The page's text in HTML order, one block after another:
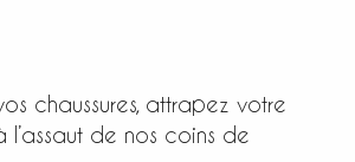
chaussures, attrapez votre
de nos coins de